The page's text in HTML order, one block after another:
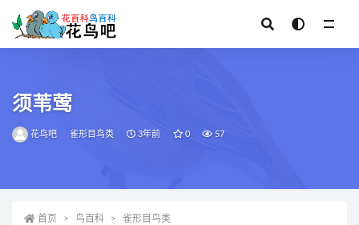
须苇莺
花鸟吧 雀形目鸟类 3年前 0 57
首页 鸟百科 雀形目鸟类